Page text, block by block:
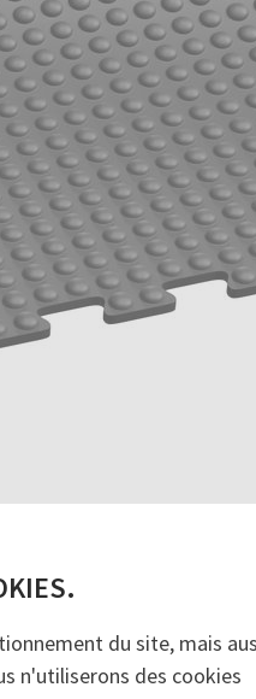
du site, mais
n'utiliserons des cookies
de vente, caisses.